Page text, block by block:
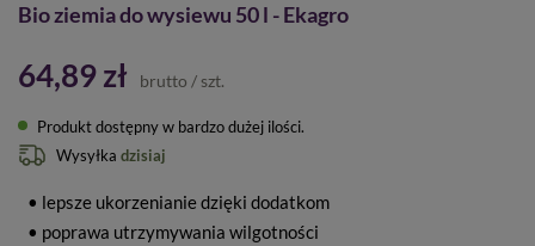
Bio ziemia do wysiewu 50 l - Ekagro
64,89 zł brutto / szt.
Produkt dostępny w bardzo dużej ilości
Wysyłka dzisiaj
• lepsze ukorzenianie dzięki dodatkom
• poprawa utrzymywania wilgotności